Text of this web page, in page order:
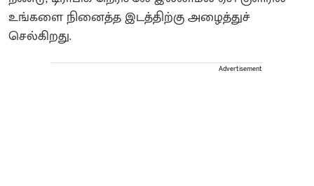
உங்களை நினைத்த இடத்திற்கு அழைத்துச்
செல்கிறது.
Advertisement